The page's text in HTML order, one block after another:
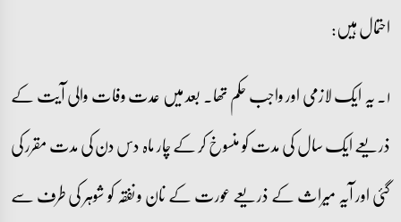
احتمال ہیں:
۱۔ یہ ایک لازمی اور واجب حکم تھا۔ بعد میں عدت وفات والی آیت کے
ذریعے ایک سال کی مدت کو منسوخ کر کے چار ماہ دس دن کی مدت مقرر کی
گئی اور آیہ میراث کے ذریعے عورت کے نان و نفقہ کو شوہر کی طرف سے